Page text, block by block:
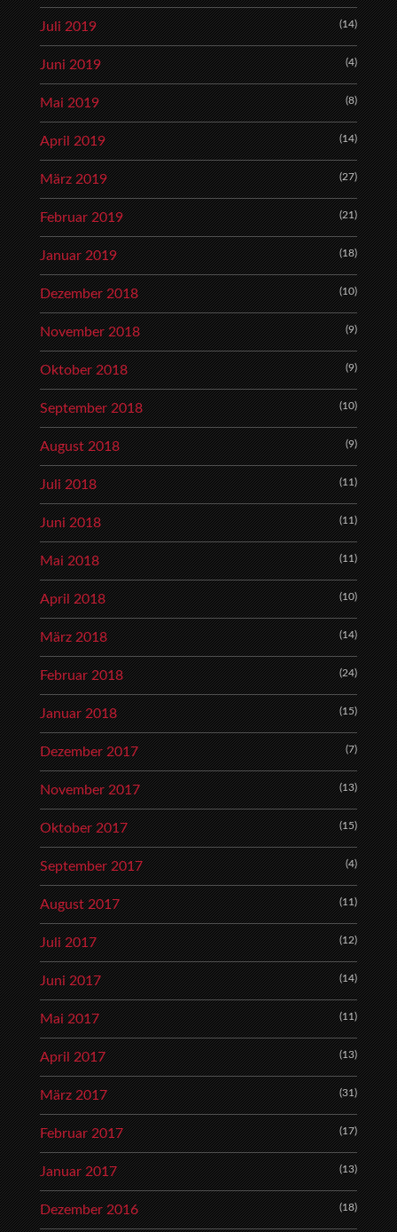
Juli 2019 (14)
Juni 2019 (4)
Mai 2019 (8)
April 2019 (14)
März 2019 (27)
Februar 2019 (21)
Januar 2019 (18)
Dezember 2018 (10)
November 2018 (9)
Oktober 2018 (9)
September 2018 (10)
August 2018 (9)
Juli 2018 (11)
Juni 2018 (11)
Mai 2018 (11)
April 2018 (10)
März 2018 (14)
Februar 2018 (24)
Januar 2018 (15)
Dezember 2017 (7)
November 2017 (13)
Oktober 2017 (15)
September 2017 (4)
August 2017 (11)
Juli 2017 (12)
Juni 2017 (14)
Mai 2017 (11)
April 2017 (13)
März 2017 (31)
Februar 2017 (17)
Januar 2017 (13)
Dezember 2016 (18)